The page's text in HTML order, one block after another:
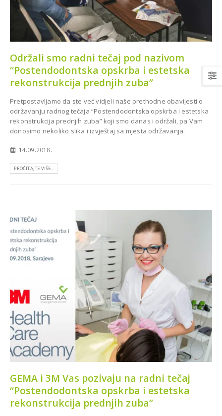
Održali smo radni tečaj pod nazivom
“Postendodontska opskrba i estetska
rekonstrukcija prednjih zuba”
Pretpostavljamo da ste već vidjeli naše prethodne obavijesti o
održavanju radnog tečaja “Postendodontska opskrba i estetska
rekonstrukcija prednjih zuba” koji smo danas i održali, pa Vam
donosimo nekoliko slika i izvještaj sa mjesta održavanja.
14.09.2018.
PROČITAJTE VIŠE...
GEMA i 3M Vas pozivaju na radni tečaj
“Postendodontska opskrba i estetska
rekonstrukcija prednjih zuba”
za Dom
Kiseljaku
Najsuvremenija oprema za
Stomatološku ordinaciju dr.
Murga u Livnu